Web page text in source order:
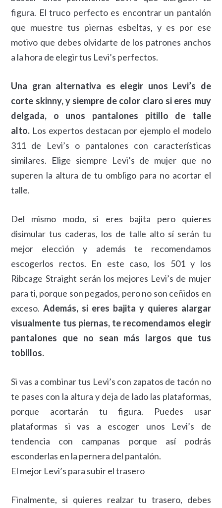
figura. El truco perfecto es encontrar un pantalón
que muestre tus piernas esbeltas, y es por ese
motivo que debes olvidarte de los patrones anchos
a la hora de elegir tus Levi’s perfectos.
Una gran alternativa es elegir unos Levi’s de
corte skinny, y siempre de color claro si eres muy
delgada, o unos pantalones pitillo de talle
alto. Los expertos destacan por ejemplo el modelo
311 de Levi’s o pantalones con características
similares. Elige siempre Levi’s de mujer que no
superen la altura de tu ombligo para no acortar el
talle.
Del mismo modo, si eres bajita pero quieres
disimular tus caderas, los de talle alto sí serán tu
mejor elección y además te recomendamos
escogerlos rectos. En este caso, los 501 y los
Ribcage Straight serán los mejores Levi’s de mujer
para ti, porque son pegados, pero no son ceñidos en
exceso.Además, si eres bajita y quieres alargar
visualmente tus piernas, te recomendamos elegir
pantalones que no sean más largos que tus
tobillos.
Si vas a combinar tus Levi’s con zapatos de tacón no
te pases con la altura y deja de lado las plataformas,
porque acortarán tu figura. Puedes usar
plataformas si vas a escoger unos Levi’s de
tendencia con campanas porque así podrás
esconderlas en la pernera del pantalón.
El mejor Levi’s para subir el trasero
Finalmente, si quieres realzar tu trasero, debes